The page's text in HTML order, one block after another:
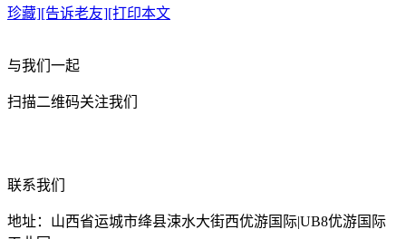
珍藏][告诉老友][打印本文
与我们一起
扫描二维码关注我们
联系我们
地址：山西省运城市绛县涑水大街西优游国际|UB8优游国际